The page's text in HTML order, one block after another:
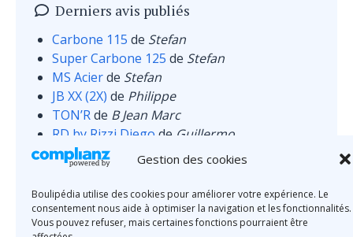
Gestion des cookies
Boulipédia utilise des cookies pour améliorer votre expérience. Le
consentement nous aide à optimiser la navigation et les fonctionnalités.
Vous pouvez refuser, mais certaines fonctions pourraient être
Derniers avis publiés
Carbone 115 de Stefan
Super Carbone 125 de Stefan
MS Acierde Stefan
JB XX (2X) de Philippe
TON’Rde B Jean Marc
RD by Rizzi Diego de Guillermo
MS Inoxde Wilczewski